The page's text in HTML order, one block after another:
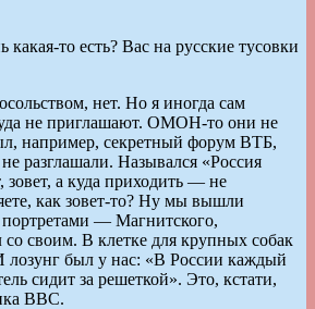
то есть? Вас на русские тусовки
нет. Но я иногда сам
не приглашают. ОМОН-то они не
например, секретный форум ВТБ,
разглашали. Назывался «Россия
зовет, а куда приходить — не
как зовет-то? Ну мы вышли
— Магнитского,
своим. В клетке для крупных собак
лозунг был у нас: «В России каждый
сидит за решеткой». Это, кстати,
BBC.